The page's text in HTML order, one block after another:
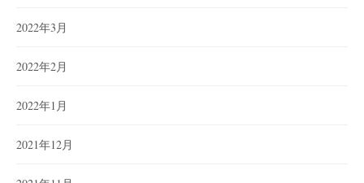
2022年3月
2022年2月
2022年1月
2021年12月